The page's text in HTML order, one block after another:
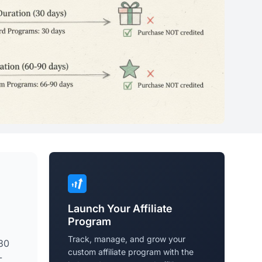
Launch Your Affiliate
Program
Track, manage, and grow your
custom affiliate program with the